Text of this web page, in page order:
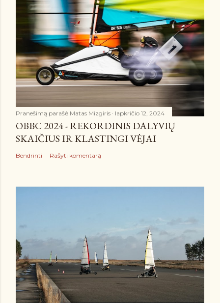
Pranešimą parašė Matas Mizgiris lapkričio 12, 2024
OBBC 2024 - REKORDINIS DALYVIŲ
SKAIČIUS IR KLASTINGI VĖJAI
Bendrinti Rašyti komentarą